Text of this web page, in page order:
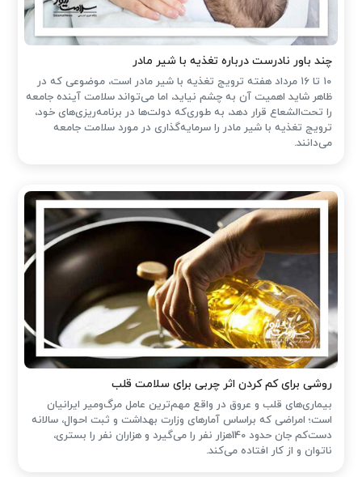
چند باور نادرست درباره تغذیه با شیر مادر
۱۰ تا ۱۶ مرداد هفته ترویج تغذیه با شیر مادر است، موضوعی که در
ظاهر شاید اهمیت آن به چشم نیاید، اما می‌تواند سلامت آینده جامعه
را تحت‌الشعاع قرار دهد، به طوری‌که دولت‌ها در برنامه‌ریزی‌های خود،
ترویج تغذیه با شیر مادر را سرمایه‌گذاری در مورد سلامت جامعه
می‌دانند.
روشی برای کم کردن اثر چربی برای سلامت قلب
بیماری‌های قلب و عروق در واقع مهم‌ترین عامل مرگ‌ومیر ایرانیان
است؛ امراضی که براساس آمارهای وزارت بهداشت و ثبت احوال، سالانه
دست‌کم جان حدود 140هزار نفر را می‌گیرد و هزاران نفر را بستری،
ناتوان و از کار افتاده می‌کند.